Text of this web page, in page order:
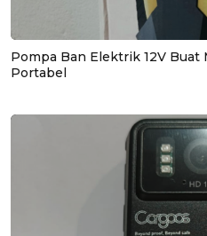
Pompa Ban Elektrik 12V
Portabel